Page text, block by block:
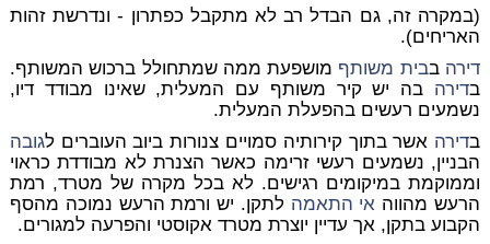
(במקרה זה, גם הבדל רב לא מתקבל כפתרון - ונדרשתזהות
האריחים).
דירה בבית משותף מושפעת ממה שמתחולל ברכוש המשותף.
בדירה בה יש קיר משותף עם המעלית, שאינו מבודד דיו,
נשמעים רעשים בהפעלת המעלית.
בדירה אשר בתוך קירותיה סמויים צנורות ביוב העוברים לגובה
הבניין, נשמעים רעשי זרימה כאשר הצנרת לא מבודדת כראוי
וממוקמת במיקומים רגישים. לא בכל מקרה של מטרד, רמת
הרעש מהווה אי התאמה לתקן. יש ורמת הרעש נמוכה מהסף
הקבוע בתקן, אך עדיין יוצרת מטרד אקוסטי והפרעה למגורים.